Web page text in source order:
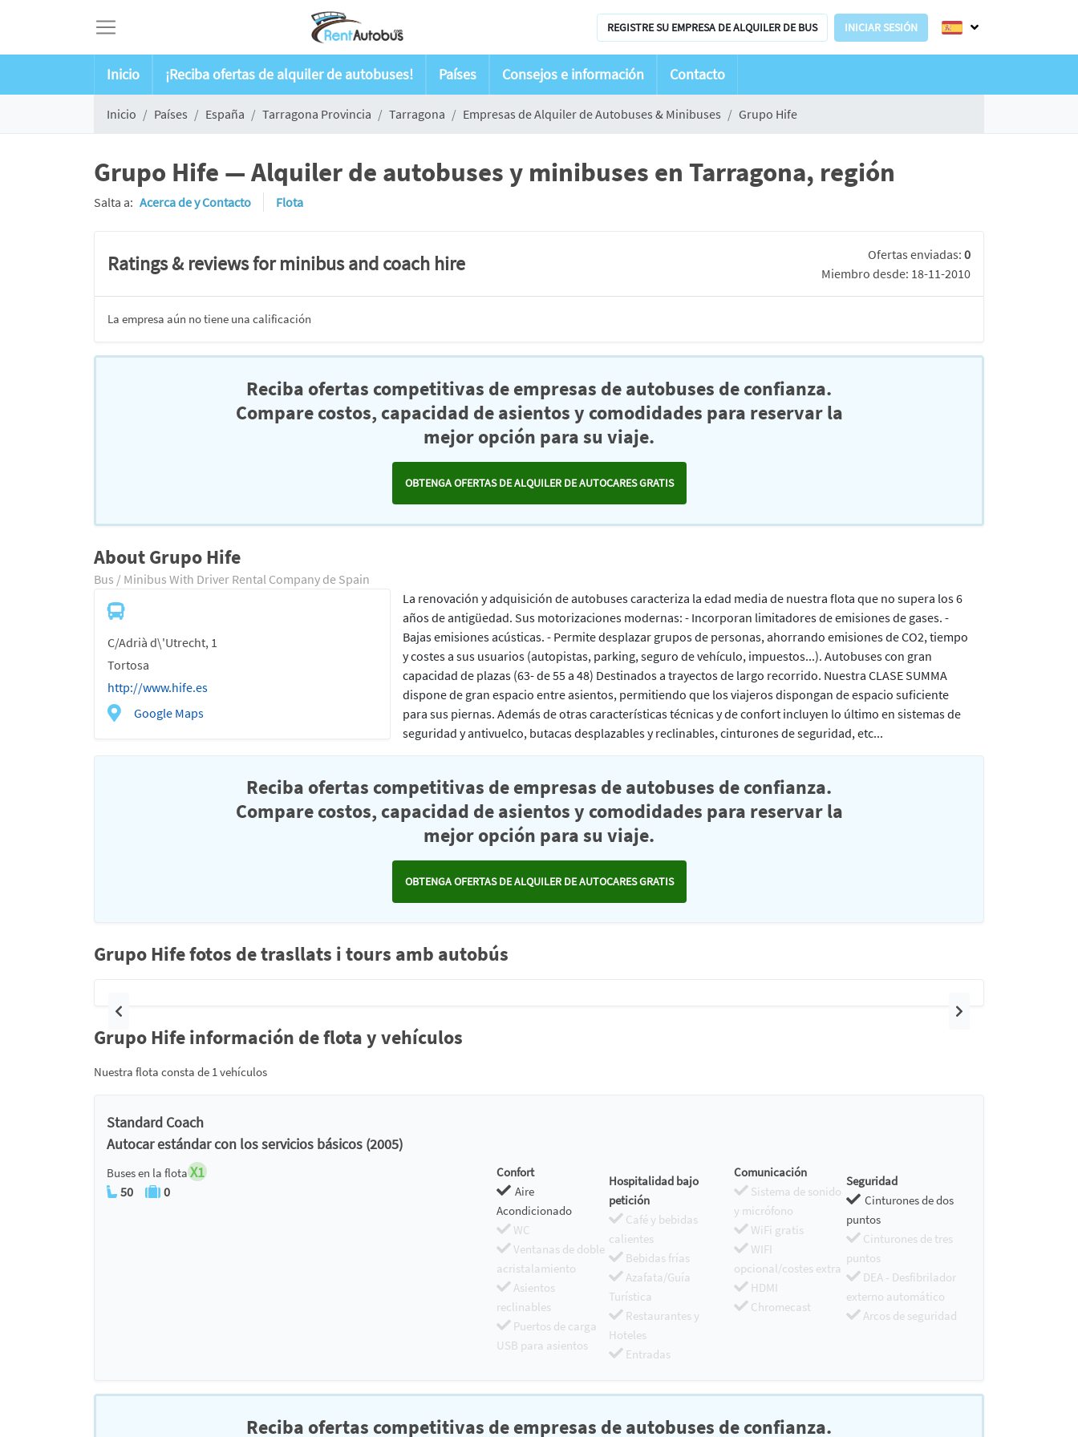
REGISTRE SU EMPRESA DE ALQUILER DE BUS INICIAR SESIÓN
Inicio ¡Reciba ofertas de alquiler de autobuses! Países Consejos e información Contacto
Inicio Países España Tarragona Provincia Tarragona Empresas de Alquiler de Autobuses & Minibuses Grupo Hife
Grupo Hife — Alquiler de autobuses y minibuses en Tarragona, región
Salta a: Acerca de y Contacto Flota
Ratings & reviews for minibus and coach hire Ofertas enviadas: 0
Miembro desde: 18-11-2010
La empresa aún no tiene una calificación
Reciba ofertas competitivas de empresas de autobuses de confianza.
Compare costos, capacidad de asientos y comodidades para reservar la
mejor opción para su viaje.
OBTENGA OFERTAS DE ALQUILER DE AUTOCARES GRATIS
About Grupo Hife
Bus / Minibus With Driver Rental Company de Spain
C/Adrià d\'Utrecht, 1
Tortosa
http://www.hife.es
Google Maps
La renovación y adquisición de autobuses caracteriza la edad media de nuestra flota que no supera los 6
años de antigüedad. Sus motorizaciones modernas: - Incorporan limitadores de emisiones de gases. -
Bajas emisiones acústicas. - Permite desplazar grupos de personas, ahorrando emisiones de CO2, tiempo
y costes a sus usuarios (autopistas, parking, seguro de vehículo, impuestos...). Autobuses con gran
capacidad de plazas (63- de 55 a 48) Destinados a trayectos de largo recorrido. Nuestra CLASE SUMMA
dispone de gran espacio entre asientos, permitiendo que los viajeros dispongan de espacio suficiente
para sus piernas. Además de otras características técnicas y de confort incluyen lo último en sistemas de
seguridad y antivuelco, butacas desplazables y reclinables, cinturones de seguridad, etc...
Reciba ofertas competitivas de empresas de autobuses de confianza.
Compare costos, capacidad de asientos y comodidades para reservar la
mejor opción para su viaje.
OBTENGA OFERTAS DE ALQUILER DE AUTOCARES GRATIS
Grupo Hife fotos de trasllats i tours amb autobús
Anterior Siguiente
Grupo Hife información de flota y vehículos
Nuestra flota consta de 1 vehículos
Standard Coach
Autocar estándar con los servicios básicos (2005)
Buses en la flota X1
50 0
Confort
Aire
Acondicionado
WC
Ventanas de doble
acristalamiento
Asientos
reclinables
Puertos de carga
USB para asientos
Hospitalidad bajo
petición
Café y bebidas
calientes
Bebidas frías
Azafata/Guía
Turística
Restaurantes y
Hoteles
Entradas
Comunicación
Sistema de sonido
y micrófono
WiFi gratis
WIFI
opcional/costes extra
HDMI
Chromecast
Seguridad
Cinturones de dos
puntos
Cinturones de tres
puntos
DEA - Desfibrilador
externo automático
Arcos de seguridad
Reciba ofertas competitivas de empresas de autobuses de confianza.